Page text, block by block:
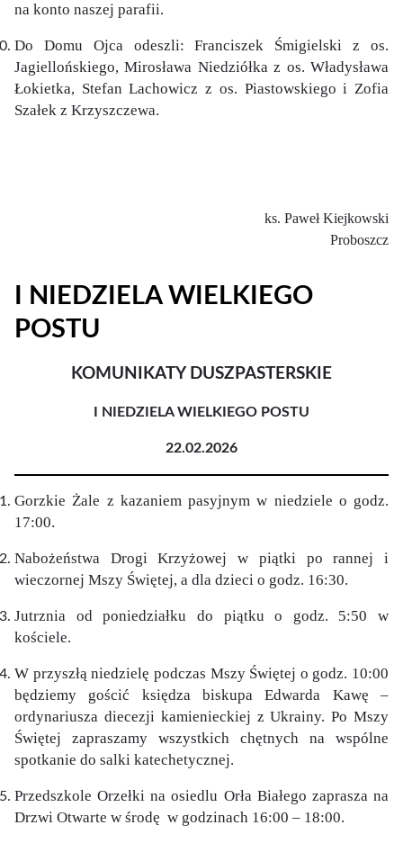
na konto naszej parafii.
Do Domu Ojca odeszli: Franciszek Śmigielski z os.
Jagiellońskiego, Mirosława Niedziółka z os. Władysława
Łokietka, Stefan Lachowicz z os. Piastowskiego i Zofia
Szałek z Krzyszczewa.
ks. Paweł Kiejkowski
Proboszcz
I NIEDZIELA WIELKIEGO
POSTU
KOMUNIKATY DUSZPASTERSKIE
I NIEDZIELA WIELKIEGO POSTU
22.02.2026
Gorzkie Żale z kazaniem pasyjnym w niedziele o godz.
17:00.
Nabożeństwa Drogi Krzyżowej w piątki po rannej i
wieczornej Mszy Świętej, a dla dzieci o godz. 16:30.
Jutrznia od poniedziałku do piątku o godz. 5:50 w
kościele.
W przyszłą niedzielę podczas Mszy Świętej o godz. 10:00
będziemy gościć księdza biskupa Edwarda Kawę –
ordynariusza diecezji kamienieckiej z Ukrainy. Po Mszy
Świętej zapraszamy wszystkich chętnych na wspólne
spotkanie do salki katechetycznej.
Przedszkole Orzełki na osiedlu Orła Białego zaprasza na
Drzwi Otwarte w środę w godzinach 16:00 – 18:00.